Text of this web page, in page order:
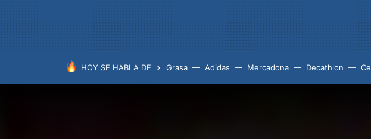
HOY SE HABLA DE Grasa Adidas Mercadona Decathlon